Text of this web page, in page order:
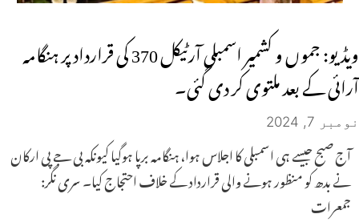
ویڈیو: جموں و کشمیر اسمبلی آرٹیکل 370 کی قرارداد پر ہنگامہ
آرائی کے بعد ملتوی کر دی گئی۔
نومبر 7, 2024
آج صبح جیسے ہی اسمبلی کا اجلاس ہوا، ہنگامہ برپا ہوگیا کیونکہ بی جے پی ارکان
نے بدھ کو منظور ہونے والی قرارداد کے خلاف احتجاج کیا۔ سری نگر:
جمعرات